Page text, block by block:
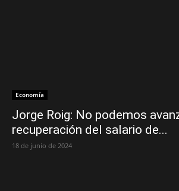
Economía
Jorge Roig: No podemos
recuperación del salario de...
18 de junio de 2024